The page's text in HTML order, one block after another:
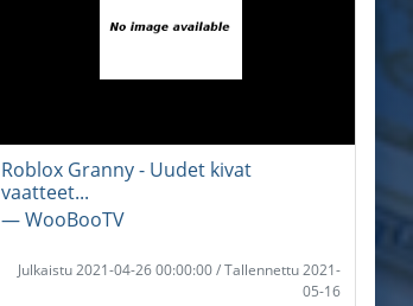
Roblox Granny - Uudet kivat
vaatteet...
― WooBooTV
Julkaistu 2021-04-26 00:00:00 / Tallennettu 2021-
05-16